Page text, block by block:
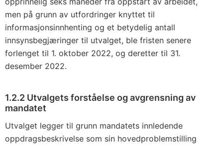
men på grunn av utfordringer knyttet til
informasjonsinnhenting og et betydelig antall
innsynsbegjæringer til utvalget, ble fristen senere
forlenget til 1. oktober 2022, og deretter til 31.
desember 2022.
1.2.2 Utvalgets forståelse og avgrensning av
mandatet
Utvalget legger til grunn mandatets innledende
oppdragsbeskrivelse som sin hovedproblemstilling